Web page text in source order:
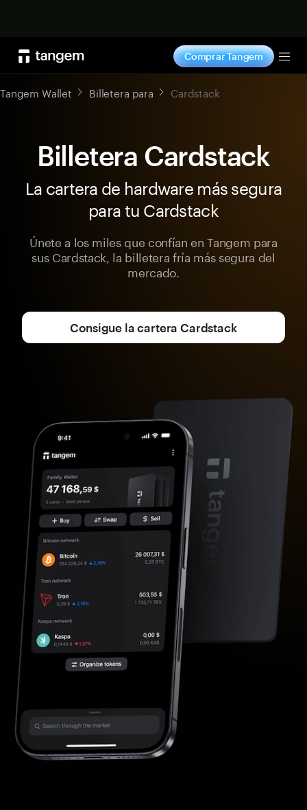
Comprar Tangem
Tangem Wallet Billetera para Cardstack
Billetera Cardstack
La cartera de hardware más segura
para tu Cardstack
Únete a los miles que confían en Tangem para
sus Cardstack, la billetera fría más segura del
mercado.
Consigue la cartera Cardstack